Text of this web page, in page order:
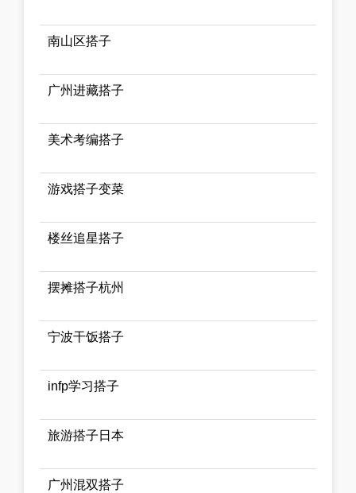
南山区搭子
广州进藏搭子
美术考编搭子
游戏搭子变菜
楼丝追星搭子
摆摊搭子杭州
宁波干饭搭子
infp学习搭子
旅游搭子日本
广州混双搭子